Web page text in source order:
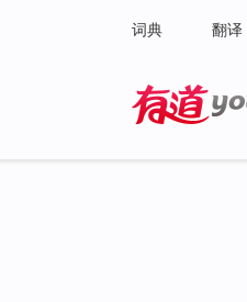
词典 翻译